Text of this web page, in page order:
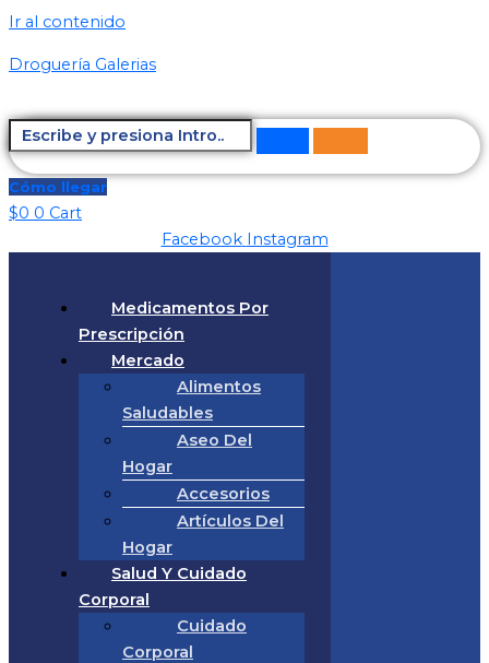
Ir al contenido
Droguería Galerias
Cómo llegar
$0 0 Cart
Facebook Instagram
Medicamentos Por
Prescripción
Mercado
Alimentos
Saludables
Aseo Del
Hogar
Accesorios
Artículos Del
Hogar
Salud Y Cuidado
Corporal
Cuidado
Corporal